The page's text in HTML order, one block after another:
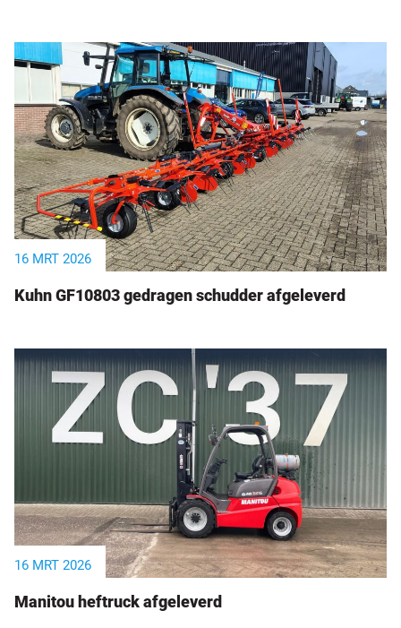
16 MRT 2026
Kuhn GF10803 gedragen schudder afgeleverd
16 MRT 2026
Manitou heftruck afgeleverd